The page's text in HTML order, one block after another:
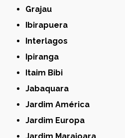
Grajau
Ibirapuera
Interlagos
Ipiranga
Itaim Bibi
Jabaquara
Jardim América
Jardim Europa